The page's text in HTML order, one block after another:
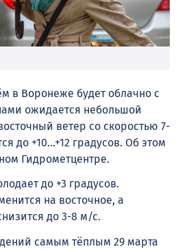
в Воронеже будет облачно с
ожидается небольшой
ветер со скоростью 7-
до +10…+12 градусов. Об этом
Гидрометцентре.
до +3 градусов.
на восточное, а
до 3-8 м/с.
самым тёплым 29 марта